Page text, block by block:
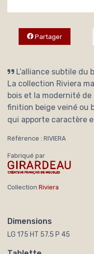
Partager
L’alliance subtile du
La collection Riviera
bois et la modernité
finition beige veiné ou
qui apporte caractère
Référence : RIVIERA
Fabriqué par
Collection Riviera
Dimensions
LG 175 HT 57.5 P 45